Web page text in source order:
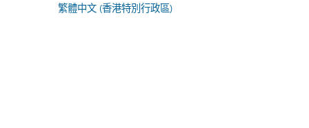
繁體中文 (香港特別行政區)